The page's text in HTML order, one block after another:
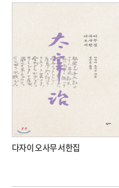
다자이 오사무 서한집